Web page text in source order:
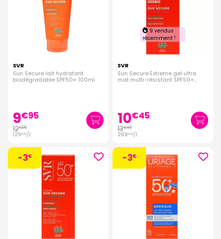
SVR
Sun Secure lait hydratant
biodégradable SPF50+ 100ml
9€95
12€95
129€50/l.
9 vendus
récemment !
SVR
Sun Secure Extreme gel ultra
mat multi-résistant SPF50+
10€45
13€45
269€00/l.
-3€ -3€